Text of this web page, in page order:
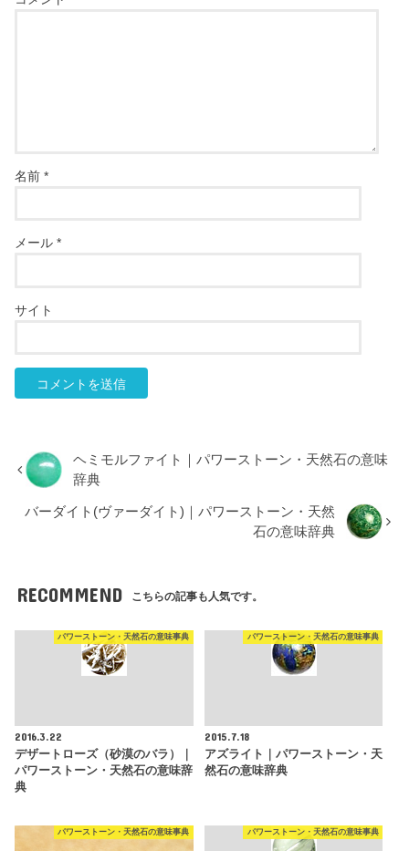
名前*
メール*
サイト
ヘミモルファイト｜パワーストーン・天然石の意味
辞典
バーダイト(ヴァーダイト)｜パワーストーン・天然
石の意味辞典
RECOMMEND こちらの記事も人気です。
パワーストーン・天然石の意味事典
2016.3.22
デザートローズ（砂漠のバラ）｜
パワーストーン・天然石の意味辞
典
パワーストーン・天然石の意味事典
2015.7.18
アズライト｜パワーストーン・天
然石の意味辞典
パワーストーン・天然石の意味事典 パワーストーン・天然石の意味事典